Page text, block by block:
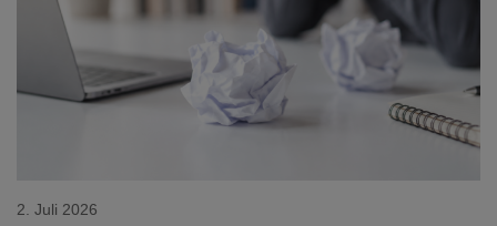
Loading...
2. Juli 2026